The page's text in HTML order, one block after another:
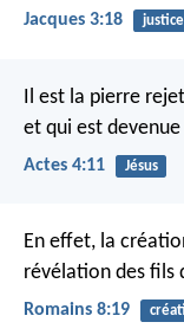
Jacques 3:18 justice
Il est la pierre
et qui est
Actes 4:11 Jésus
En effet, la
révélation des fils
Romains 8:19